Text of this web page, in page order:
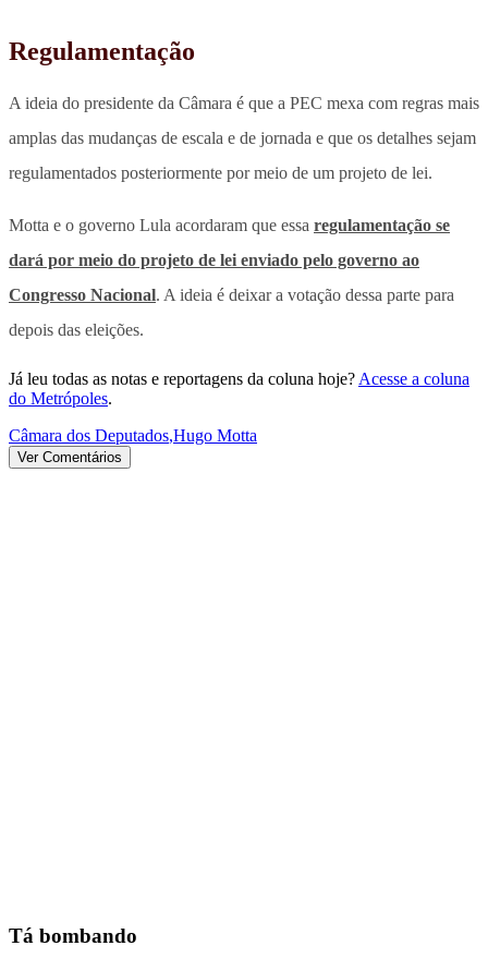
Regulamentação
A ideia do presidente da Câmara é que a PEC mexa com regras mais
amplas das mudanças de escala e de jornada e que os detalhes sejam
regulamentados posteriormente por meio de um projeto de lei.
Motta e o governo Lula acordaram que essa regulamentação se
dará por meio do projeto de lei enviado pelo governo ao
Congresso Nacional. A ideia é deixar a votação dessa parte para
depois das eleições.
Já leu todas as notas e reportagens da coluna hoje? Acesse a coluna
do Metrópoles.
Câmara dos Deputados,Hugo Motta
Ver Comentários
Tá bombando